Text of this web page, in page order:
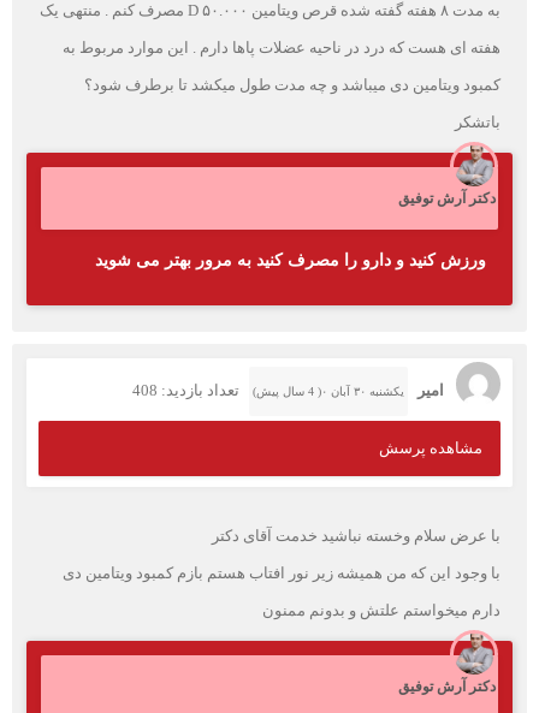
به مدت ۸ هفته گفته شده قرص ویتامین D ۵۰.۰۰۰ مصرف کنم . منتهی یک
هفته ای هست که درد در ناحیه عضلات پاها دارم . این موارد مربوط به
کمبود ویتامین دی میباشد و چه مدت طول میکشد تا برطرف شود؟
باتشکر
دکتر آرش توفیق
ورزش کنید و دارو را مصرف کنید به مرور بهتر می شوید
امیر یکشنبه ۳۰ آبان ۰( 4 سال پیش) تعداد بازدید: 408
مشاهده پرسش
با عرض سلام وخسته نباشید خدمت آقای دکتر
با وجود این که من همیشه زیر نور افتاب هستم بازم کمبود ویتامین دی
دارم میخواستم علتش و بدونم ممنون
دکتر آرش توفیق